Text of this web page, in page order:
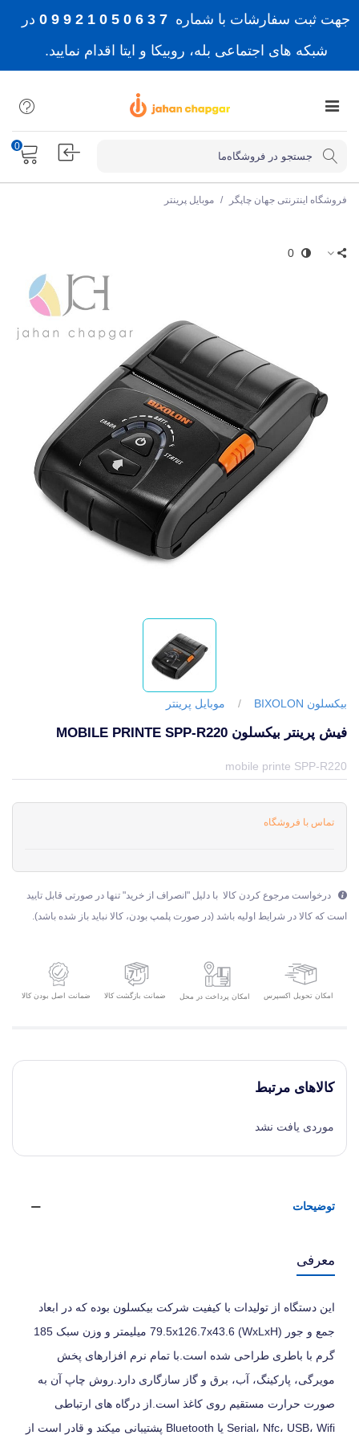
جهت ثبت سفارشات با شماره 7 3 6 0 5 0 1 2 9 9 0
در
شبکه های اجتماعی بله، روبیکا و ایتا اقدام نمایید.
0
فروشگاه اینترنتی جهان چاپگر / موبایل پرینتر
0
بیکسلون BIXOLON / موبایل پرینتر
فیش پرینتر بیکسلون MOBILE PRINTE SPP-R220
mobile printe SPP-R220
تماس با فروشگاه
درخواست مرجوع کردن کالا با دلیل "انصراف از خرید" تنها در صورتی قابل تایید
است که کالا در شرایط اولیه باشد (در صورت پلمپ بودن، کالا نباید باز شده باشد).
امکان تحویل اکسپرس امکان پرداخت در محل ضمانت بازگشت کالا ضمانت اصل بودن کالا
کالاهای مرتبط
موردی یافت نشد
توضیحات
معرفی
این دستگاه از تولیدات با کیفیت شرکت بیکسلون بوده که در ابعاد
جمع و جور (WxLxH) 79.5x126.7x43.6 میلیمتر و وزن سبک 185
گرم با باطری طراحی شده است.با تمام نرم افزارهای پخش
مویرگی، پارکینگ، آب، برق و گاز سازگاری دارد.روش چاپ آن به
صورت حرارت مستقیم روی کاغذ است.از درگاه های ارتباطی
Serial، Nfc، USB، Wifi یا Bluetooth پشتیبانی میکند و قادر است از